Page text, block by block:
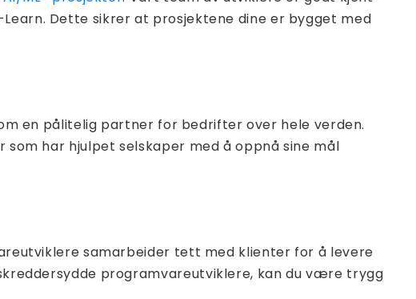
Dette sikrer at prosjektene dine er bygget med
en pålitelig partner for bedrifter over hele verden.
har hjulpet selskaper med å oppnå sine mål
samarbeider tett med klienter for å levere
programvareutviklere, kan du være trygg